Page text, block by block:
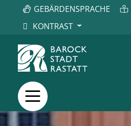
GEBÄRDENSPRACHE
KONTRAST